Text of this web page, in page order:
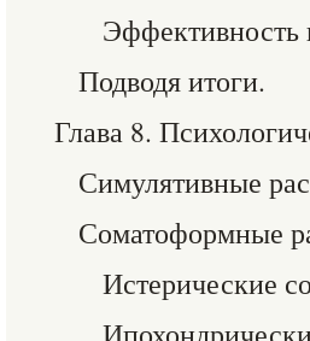
Эффективность
Подводя итоги.
Глава 8.
Симулятивные
Соматоформные
Истерические